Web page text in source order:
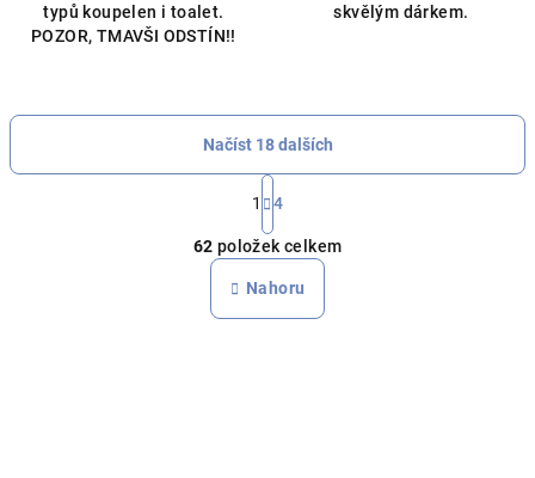
typů koupelen i toalet.
POZOR, TMAVŠI ODSTÍN!!
skvělým dárkem.
O
v
l
á
Načíst 18 dalších
S
t
r
á
n
k
o
1 4
62 položek celkem
Nahoru